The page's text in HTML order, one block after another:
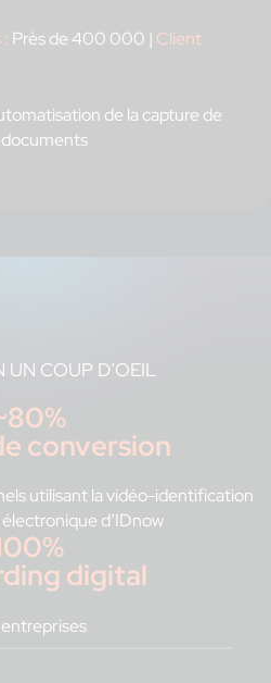
: Près de 400 000 | Client
de la capture de
UN COUP D’OEIL
conversion
utilisant la vidéo-identification
d’IDnow
digital